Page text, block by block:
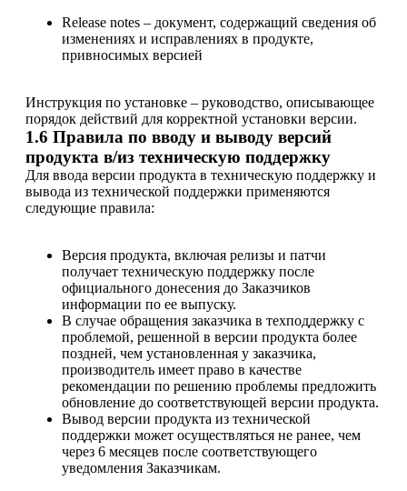
Release notes – документ, содержащий сведения об
изменениях и исправлениях в продукте,
привносимых версией
Инструкция по установке – руководство, описывающее
порядок действий для корректной установки версии.
1.6 Правила по вводу и выводу версий
продукта в/из техническую поддержку
Для ввода версии продукта в техническую поддержку и
вывода из технической поддержки применяются
следующие правила:
Версия продукта, включая релизы и патчи
получает техническую поддержку после
официального донесения до Заказчиков
информации по ее выпуску.
В случае обращения заказчика в техподдержку с
проблемой, решенной в версии продукта более
поздней, чем установленная у заказчика,
производитель имеет право в качестве
рекомендации по решению проблемы предложить
обновление до соответствующей версии продукта.
Вывод версии продукта из технической
поддержки может осуществляться не ранее, чем
через 6 месяцев после соответствующего
уведомления Заказчикам.